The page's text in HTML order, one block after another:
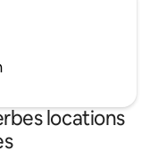
locations